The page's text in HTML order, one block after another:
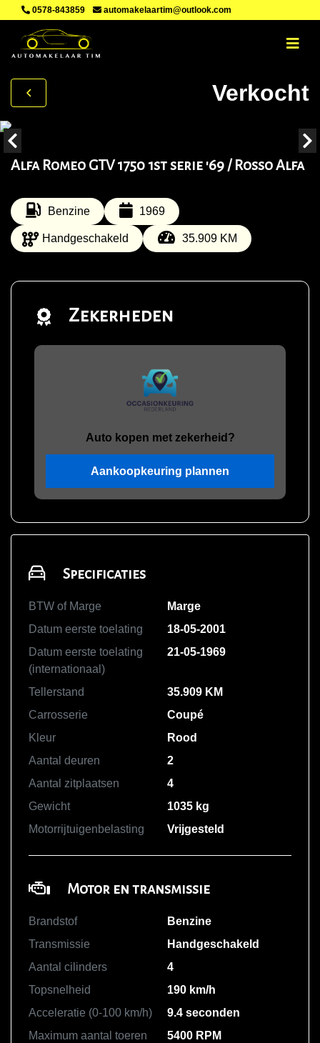
0578-843859 automakelaartim@outlook.com
Verkocht
Alfa Romeo GTV 1750 1st serie '69 / Rosso Alfa
Benzine 1969
Handgeschakeld 35.909 KM
Zekerheden
Auto kopen met zekerheid?
Aankoopkeuring plannen
Specificaties
BTW of Marge
Marge
Datum eerste toelating
18-05-2001
Datum eerste toelating
(internationaal)
21-05-1969
Tellerstand
35.909 KM
Carrosserie
Coupé
Kleur
Rood
Aantal deuren
2
Aantal zitplaatsen
4
Gewicht
1035 kg
Motorrijtuigenbelasting
Vrijgesteld
Motor en transmissie
Brandstof
Benzine
Transmissie
Handgeschakeld
Aantal cilinders
4
Topsnelheid
190 km/h
Acceleratie (0-100 km/h)
9.4 seconden
Maximum aantal toeren
5400 RPM